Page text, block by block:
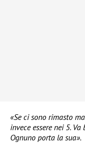
«Se ci sono rimasto
invece essere nei 5.
Ognuno porta la sua».